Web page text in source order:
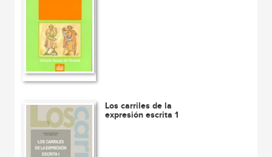
Los carriles de la
expresión escrita 1